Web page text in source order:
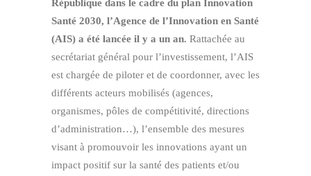
République dans le cadre du plan Innovation
Santé 2030, l’Agence de l’Innovation en Santé
(AIS) a été lancée il y a un an. Rattachée au
secrétariat général pour l’investissement, l’AIS
est chargée de piloter et de coordonner, avec les
différents acteurs mobilisés (agences,
organismes, pôles de compétitivité, directions
d’administration…), l’ensemble des mesures
visant à promouvoir les innovations ayant un
impact positif sur la santé des patients et/ou